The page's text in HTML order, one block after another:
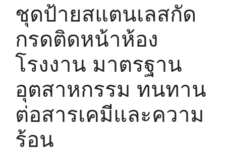
ชุดป้ายสแตนเลสกัด
กรดติดหน้าห้อง
โรงงาน มาตรฐาน
อุตสาหกรรม ทนทาน
ต่อสารเคมีและความ
ร้อน